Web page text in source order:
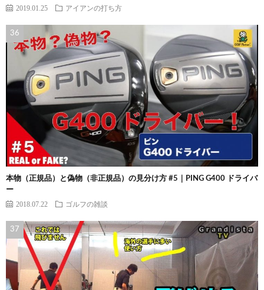
2019.01.25 アイアンの打ち方
本物（正規品）と偽物（非正規品）の見分け方 #5｜PING G400 ドライバ
ー
2018.07.22 ゴルフの雑談